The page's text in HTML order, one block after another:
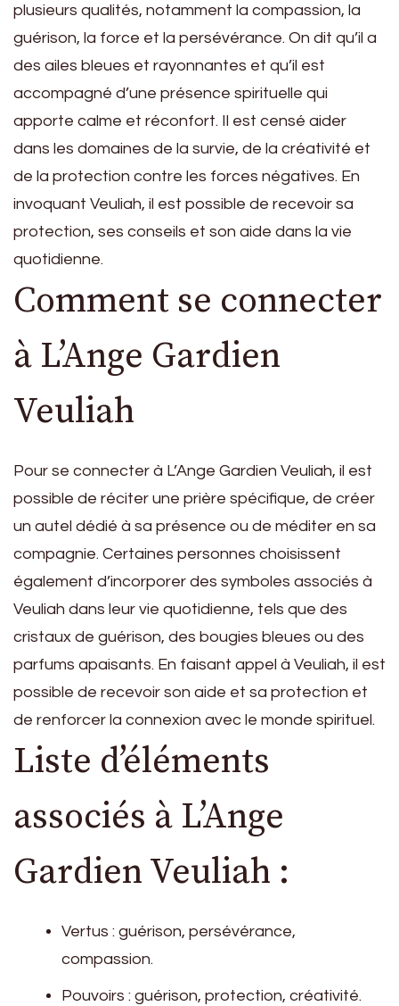
plusieurs qualités, notamment la compassion, la
guérison, la force et la persévérance. On dit qu’il a
des ailes bleues et rayonnantes et qu’il est
accompagné d’une présence spirituelle qui
apporte calme et réconfort. Il est censé aider
dans les domaines de la survie, de la créativité et
de la protection contre les forces négatives. En
invoquant Veuliah, il est possible de recevoir sa
protection, ses conseils et son aide dans la vie
quotidienne.
Comment se connecter
à L’Ange Gardien
Veuliah
Pour se connecter à L’Ange Gardien Veuliah, il est
possible de réciter une prière spécifique, de créer
un autel dédié à sa présence ou de méditer en sa
compagnie. Certaines personnes choisissent
également d’incorporer des symboles associés à
Veuliah dans leur vie quotidienne, tels que des
cristaux de guérison, des bougies bleues ou des
parfums apaisants. En faisant appel à Veuliah, il est
possible de recevoir son aide et sa protection et
de renforcer la connexion avec le monde spirituel.
Liste d’éléments
associés à L’Ange
Gardien Veuliah :
Vertus : guérison, persévérance,
compassion.
Pouvoirs : guérison, protection, créativité.